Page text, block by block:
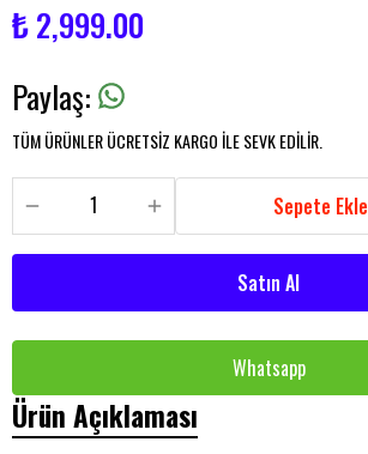
₺ 2,999.00
Paylaş:
TÜM ÜRÜNLER ÜCRETSİZ KARGO İLE SEVK EDİLİR.
Sepete Ekle
Satın Al
Whatsapp
Ürün Açıklaması